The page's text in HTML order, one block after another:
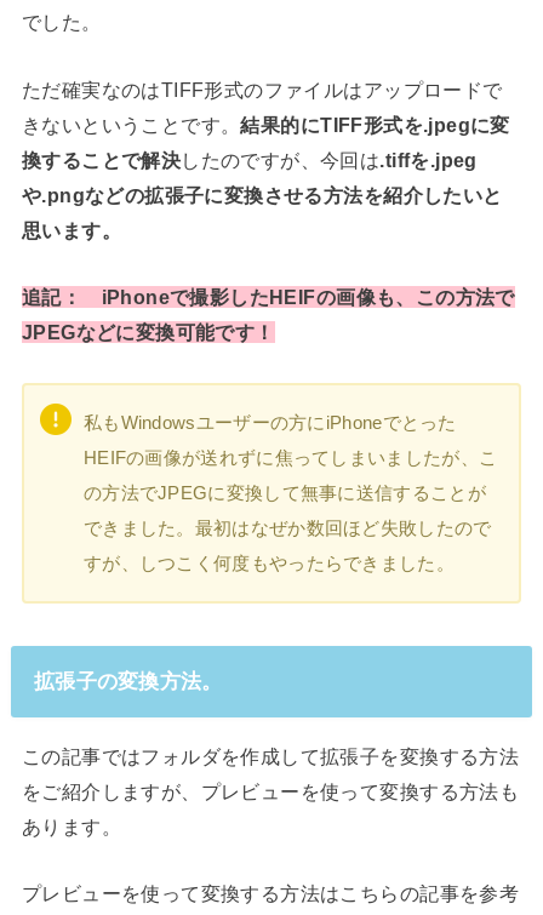
でした。
ただ確実なのはTIFF形式のファイルはアップロードで
きないということです。結果的にTIFF形式を.jpegに変
換することで解決したのですが、今回は.tiffを.jpeg
や.pngなどの拡張子に変換させる方法を紹介したいと
思います。
追記： iPhoneで撮影したHEIFの画像も、この方法で
JPEGなどに変換可能です！
私もWindowsユーザーの方にiPhoneでとった
HEIFの画像が送れずに焦ってしまいましたが、こ
の方法でJPEGに変換して無事に送信することが
できました。最初はなぜか数回ほど失敗したので
すが、しつこく何度もやったらできました。
拡張子の変換方法。
この記事ではフォルダを作成して拡張子を変換する方法
をご紹介しますが、プレビューを使って変換する方法も
あります。
プレビューを使って変換する方法はこちらの記事を参考